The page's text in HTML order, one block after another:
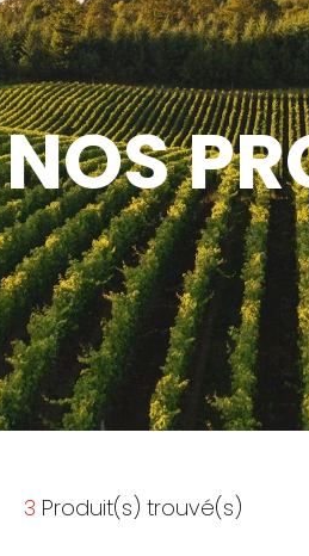
NOS
3 Produit(s) trouvé(s)